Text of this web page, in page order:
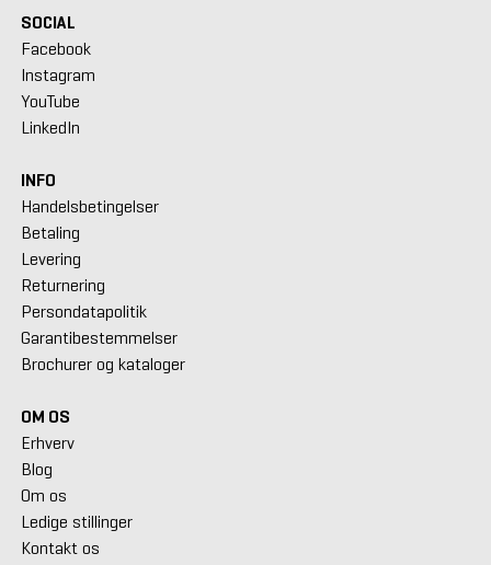
SOCIAL
Facebook
Instagram
YouTube
LinkedIn
INFO
Handelsbetingelser
Betaling
Levering
Returnering
Persondatapolitik
Garantibestemmelser
Brochurer og kataloger
OM OS
Erhverv
Blog
Om os
Ledige stillinger
Kontakt os